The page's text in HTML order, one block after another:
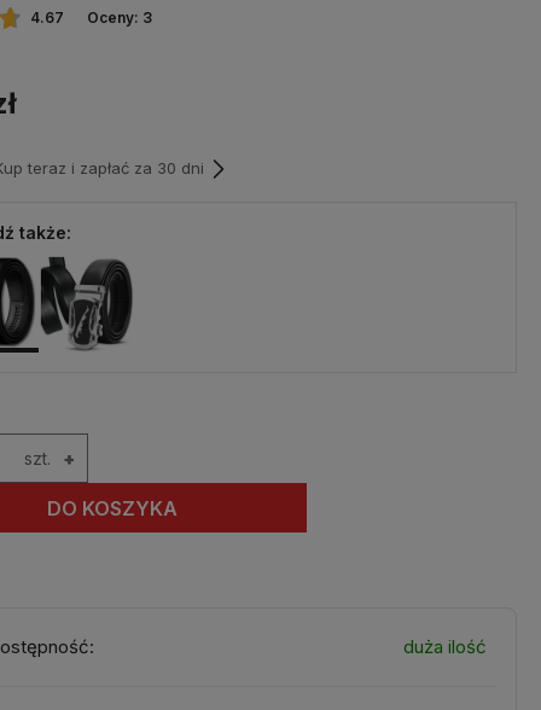
produkty do listy z poprzedniej sesji.
4.67 Oceny: 3
teraz i zapłać za 30 dni
także:
szt. +
DO KOSZYKA
duża ilość